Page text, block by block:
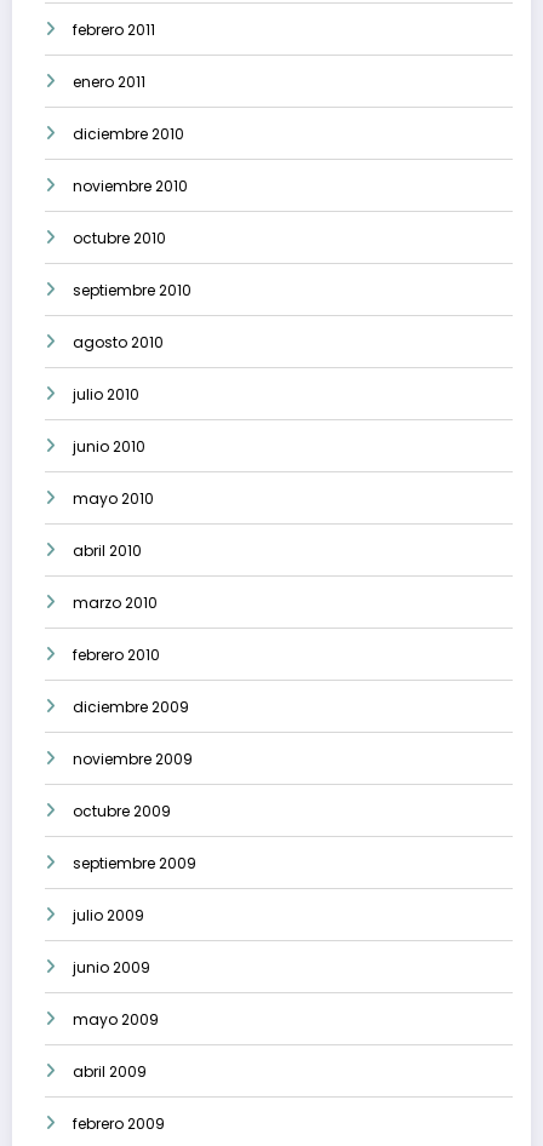
febrero 2011
enero 2011
diciembre 2010
noviembre 2010
octubre 2010
septiembre 2010
agosto 2010
julio 2010
junio 2010
mayo 2010
abril 2010
marzo 2010
febrero 2010
diciembre 2009
noviembre 2009
octubre 2009
septiembre 2009
julio 2009
junio 2009
mayo 2009
abril 2009
febrero 2009